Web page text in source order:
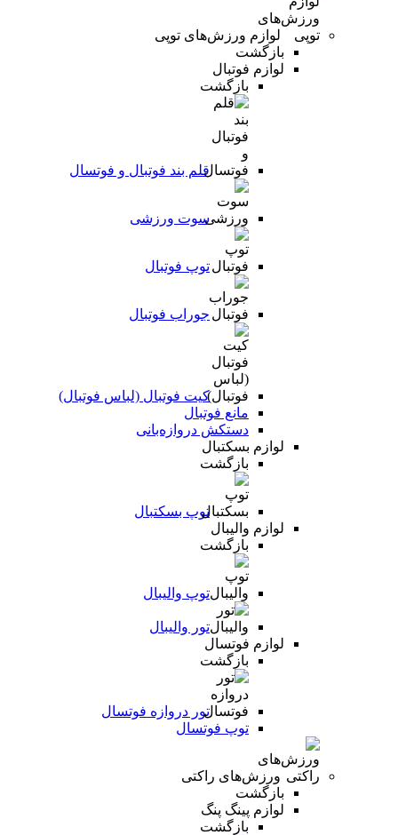
لوازم ورزش‌های توپی
بازگشت
لوازم فوتبال
بازگشت
قلم بند فوتبال و فوتسال
سوت ورزشی
توپ فوتبال
جوراب فوتبال
کیت فوتبال (لباس فوتبال)
مانع فوتبال
دستکش دروازه‌بانی
لوازم بسکتبال
بازگشت
توپ بسکتبال
لوازم والیبال
بازگشت
توپ والیبال
تور والیبال
لوازم فوتسال
بازگشت
تور دروازه فوتسال
توپ فوتسال
ورزش‌های راکتی
بازگشت
لوازم پینگ پنگ
بازگشت